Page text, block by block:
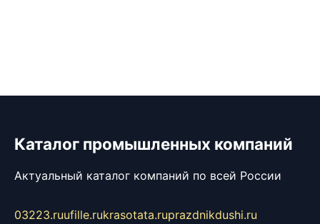
Каталог промышленных компаний
Актуальный каталог компаний по всей России
03223.ruufille.rukrasotata.ruprazdnikdushi.ru